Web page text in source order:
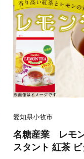
（ふるさと納税のPR
業）への寄附
つきましては、一旦
業に活用させてい
7事業に対し、103
愛知県小牧市
名糖産業 レモ
スタント 紅茶